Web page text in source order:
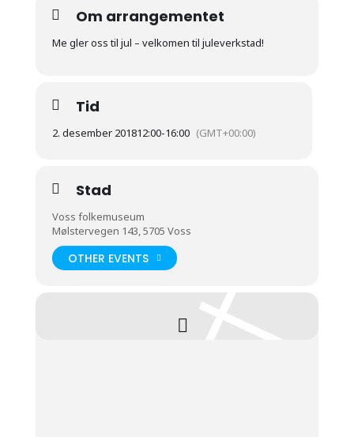
Om arrangementet
Me gler oss til jul – velkomen til juleverkstad!
Tid
2. desember 201812:00-16:00 (GMT+00:00)
Stad
Voss folkemuseum
Mølstervegen 143, 5705 Voss
OTHER EVENTS